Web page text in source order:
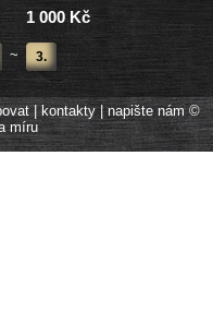
1 000 Kč
~ 3.
| kontakty|napište nám ©
míru